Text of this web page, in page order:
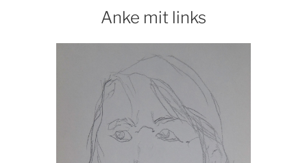
Anke mit links